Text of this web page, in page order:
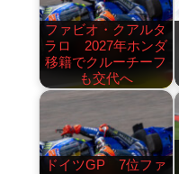
ファビオ・クアルタ
ラロ 2027年ホンダ
移籍でクルーチーフ
も交代へ
ドイツGP 7位ファ